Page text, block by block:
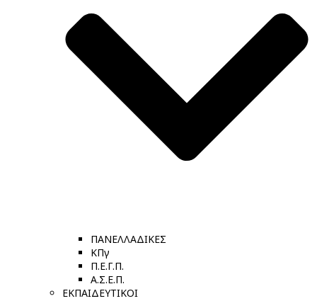
ΠΑΝΕΛΛΑΔΙΚΕΣ
ΚΠγ
Π.Ε.Γ.Π.
Α.Σ.Ε.Π.
ΕΚΠΑΙΔΕΥΤΙΚΟΙ